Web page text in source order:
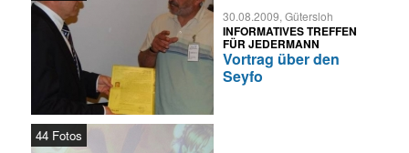
30.08.2009, Gütersloh
INFORMATIVES TREFFEN
FÜR JEDERMANN
Vortrag über den
Seyfo
44 Fotos